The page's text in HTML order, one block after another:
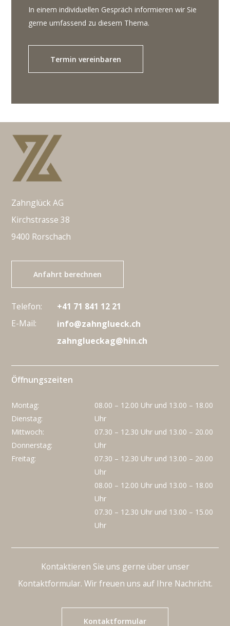
In einem individuellen Gespräch informieren wir Sie
gerne umfassend zu diesem Thema.
Termin vereinbaren
Zahnglück AG
Kirchstrasse 38
9400 Rorschach
Anfahrt berechnen
Telefon:
E-Mail:
+41 71 841 12 21
info@zahnglueck.ch
zahnglueckag@hin.ch
Öffnungszeiten
Montag:
Dienstag:
Mittwoch:
Donnerstag:
Freitag:
08.00 – 12.00 Uhr und 13.00 – 18.00
Uhr
07.30 – 12.30 Uhr und 13.00 – 20.00
Uhr
07.30 – 12.30 Uhr und 13.00 – 20.00
Uhr
08.00 – 12.00 Uhr und 13.00 – 18.00
Uhr
07.30 – 12.30 Uhr und 13.00 – 15.00
Uhr
Kontaktieren Sie uns gerne über unser
Kontaktformular. Wir freuen uns auf Ihre Nachricht.
Kontaktformular